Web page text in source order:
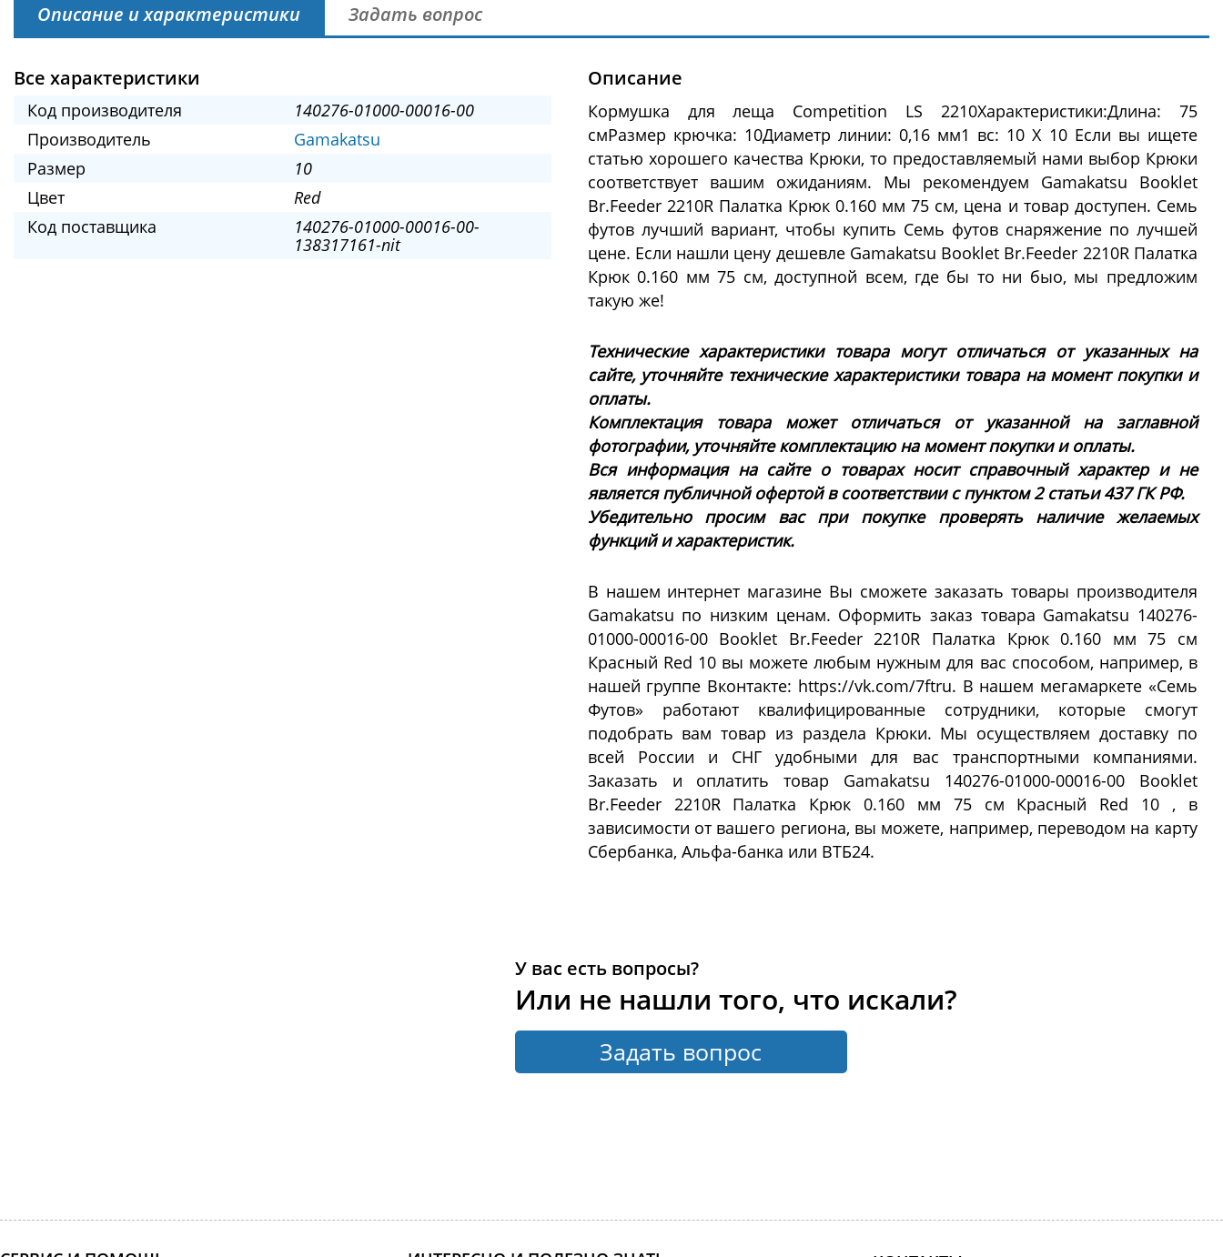
Описание и характеристики Задать вопрос
Все характеристики
Код производителя
140276-01000-00016-00
Производитель
Gamakatsu
Размер
10
Цвет
Red
Код поставщика
140276-01000-00016-00-
138317161-nit
Описание
Кормушка для леща Competition LS 2210Характеристики:Длина: 75
смРазмер крючка: 10Диаметр линии: 0,16 мм1 вс: 10 X 10 Если вы ищете
статью хорошего качества Крюки, то предоставляемый нами выбор Крюки
соответствует вашим ожиданиям. Мы рекомендуем Gamakatsu Booklet
Br.Feeder 2210R Палатка Крюк 0.160 мм 75 см, цена и товар доступен. Семь
футов лучший вариант, чтобы купить Семь футов снаряжение по лучшей
цене. Если нашли цену дешевле Gamakatsu Booklet Br.Feeder 2210R Палатка
Крюк 0.160 мм 75 см, доступной всем, где бы то ни быо, мы предложим
такую же!
Технические характеристики товара могут отличаться от указанных на
сайте, уточняйте технические характеристики товара на момент покупки и
оплаты.
Комплектация товара может отличаться от указанной на заглавной
фотографии, уточняйте комплектацию на момент покупки и оплаты.
Вся информация на сайте о товарах носит справочный характер и не
является публичной офертой в соответствии с пунктом 2 статьи 437 ГК РФ.
Убедительно просим вас при покупке проверять наличие желаемых
функций и характеристик.
В нашем интернет магазине Вы сможете заказать товары производителя
Gamakatsu по низким ценам. Оформить заказ товара Gamakatsu 140276-
01000-00016-00 Booklet Br.Feeder 2210R Палатка Крюк 0.160 мм 75 см
Красный Red 10 вы можете любым нужным для вас способом, например, в
нашей группе Вконтакте: https://vk.com/7ftru. В нашем мегамаркете «Семь
Футов» работают квалифицированные сотрудники, которые смогут
подобрать вам товар из раздела Крюки. Мы осуществляем доставку по
всей России и СНГ удобными для вас транспортными компаниями.
Заказать и оплатить товар Gamakatsu 140276-01000-00016-00 Booklet
Br.Feeder 2210R Палатка Крюк 0.160 мм 75 см Красный Red 10 , в
зависимости от вашего региона, вы можете, например, переводом на карту
Сбербанка, Альфа-банка или ВТБ24.
У вас есть вопросы?
Или не нашли того, что искали?
Задать вопрос